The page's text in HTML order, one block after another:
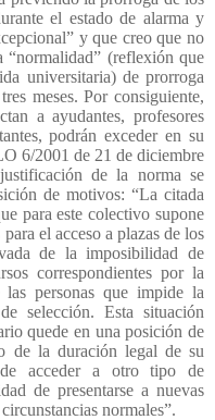
el estado de alarma y
y que creo que no
“normalidad” (reflexión que
universitaria) de prorroga
meses. Por consiguiente,
a ayudantes, profesores
podrán exceder en su
6/2001 de 21 de diciembre
de la norma se
de motivos: “La citada
para este colectivo supone
el acceso a plazas de los
de la imposibilidad de
correspondientes por la
personas que impide la
selección. Esta situación
quede en una posición de
de la duración legal de su
acceder a otro tipo de
de presentarse a nuevas
normales”.